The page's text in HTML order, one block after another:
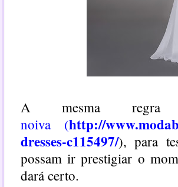
A mesma
noiva (http://
dresses-c115497/), para
possam ir prestigiar o
dará certo.